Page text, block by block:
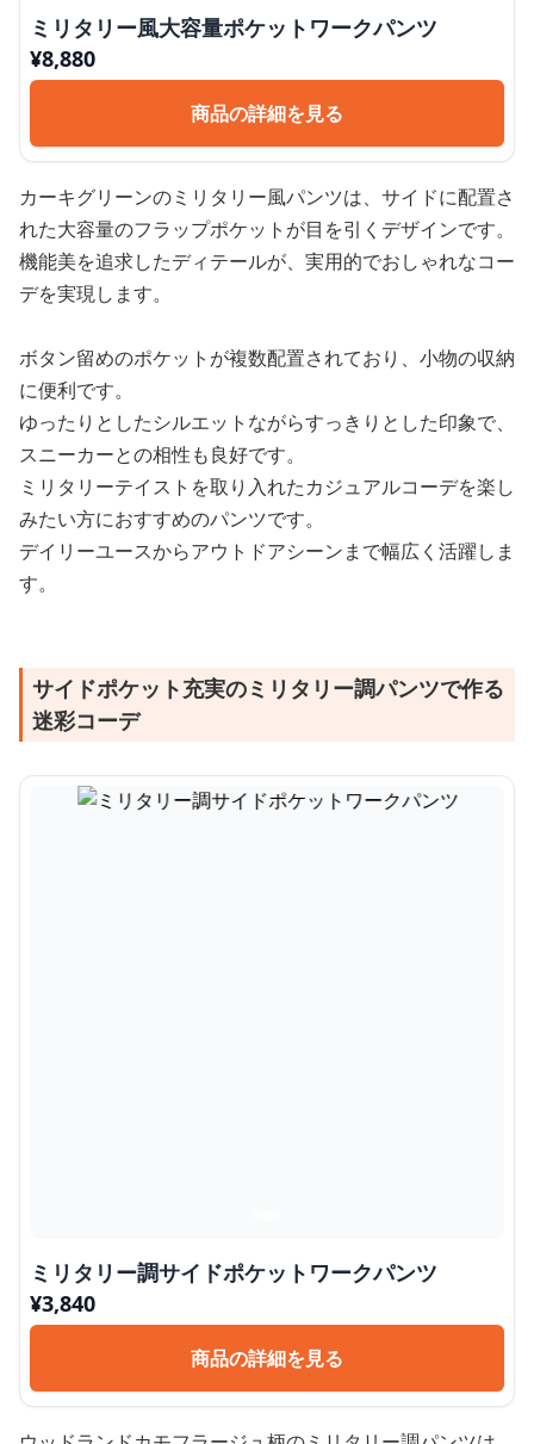
ミリタリー風大容量ポケットワークパンツ
¥8,880
商品の詳細を見る
カーキグリーンのミリタリー風パンツは、サイドに配置さ
れた大容量のフラップポケットが目を引くデザインです。
機能美を追求したディテールが、実用的でおしゃれなコー
デを実現します。
ボタン留めのポケットが複数配置されており、小物の収納
に便利です。
ゆったりとしたシルエットながらすっきりとした印象で、
スニーカーとの相性も良好です。
ミリタリーテイストを取り入れたカジュアルコーデを楽し
みたい方におすすめのパンツです。
デイリーユースからアウトドアシーンまで幅広く活躍しま
す。
サイドポケット充実のミリタリー調パンツで作る
迷彩コーデ
ミリタリー調サイドポケットワークパンツ
¥3,840
商品の詳細を見る